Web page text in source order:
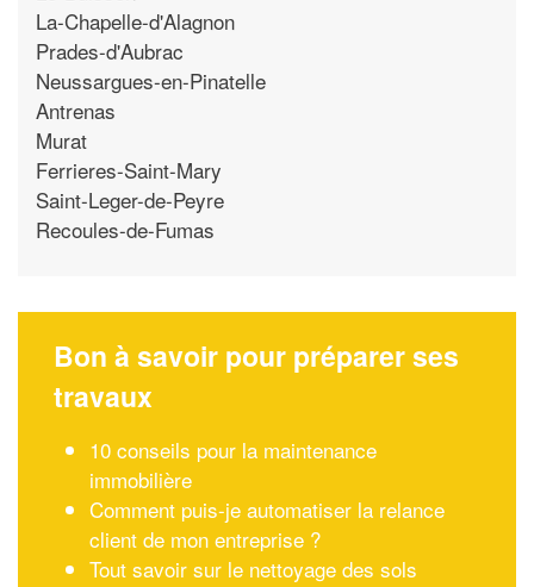
La-Chapelle-d'Alagnon
Prades-d'Aubrac
Neussargues-en-Pinatelle
Antrenas
Murat
Ferrieres-Saint-Mary
Saint-Leger-de-Peyre
Recoules-de-Fumas
Bon à savoir pour préparer ses
travaux
10 conseils pour la maintenance
immobilière
Comment puis-je automatiser la relance
client de mon entreprise ?
Tout savoir sur le nettoyage des sols